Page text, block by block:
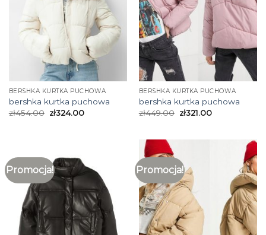
BERSHKA KURTKA PUCHOWA
bershka kurtka puchowa
zł454.00 zł324.00
BERSHKA KURTKA PUCHOWA
bershka kurtka puchowa
zł449.00 zł321.00
Promocja! Promocja!